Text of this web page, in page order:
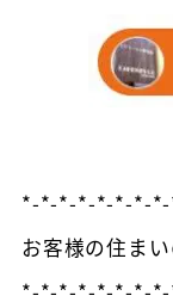
*-*-*-*-*-*-*-
お客様の住ま
*-*-*-*-*-*-*-